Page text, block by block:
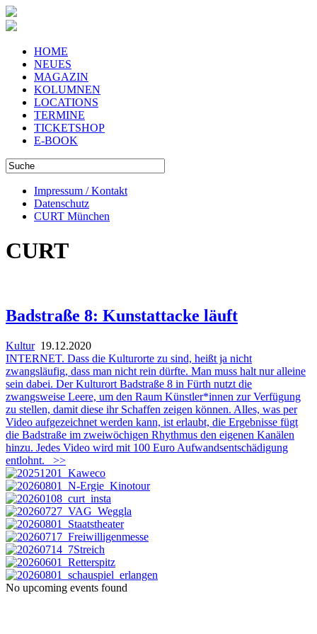
HOME
NEUES
MAGAZIN
KOLUMNEN
LOCATIONS
TERMINE
TICKETSHOP
E-BOOK
Impressum / Kontakt
Datenschutz
CURT München
CURT
Badstraße 8: Kunstattacke läuft
Kultur19.12.2020
INTERNET. Dass die Kulturorte zu sind, heißt ja nicht
zwangsläufig, dass man nicht rein dürfte. Man muss halt nur alleine
sein dabei. Der Kulturort Badstraße 8 in Fürth nutzt die
zwangsweise Leere, um den Raum Künstler*innen zur Verfügung
zu stellen, damit diese ihr Schaffen zeigen können. Alles, was per
Video aufgezeichnet werden kann, ist erlaubt, die Ergebnisse fügt
die Badstraße im zweiwöchigen Rhythmus den eigenen Kanälen
hinzu. Jedes Video wird mit 100 Euro Aufwandsentschädigung
entlohnt.
>>
No upcoming events found